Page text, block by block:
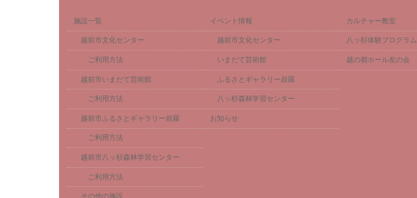
施設一覧
越前市文化センター
ご利用方法
越前市いまだて芸術館
ご利用方法
越前市ふるさとギャラリー叔羅
ご利用方法
越前市八ッ杉森林学習センター
ご利用方法
その他の施設
イベント情報
越前市文化センター
いまだて芸術館
ふるさとギャラリー叔羅
八ッ杉森林学習センター
お知らせ
カルチャー教室
八ッ杉体験プログラム
越の都ホール友の会